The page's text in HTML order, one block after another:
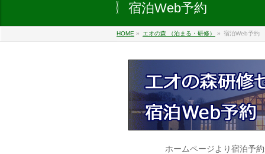
宿泊Web予約
HOME » エオの森 （泊まる・研修） » 宿泊Web予約
ホームページより宿泊予